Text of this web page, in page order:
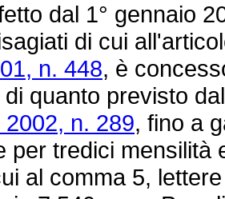
dal 1° gennaio
di cui
n. 448, è
quanto previsto
n. 289, fino a
per tredici mensilità
al comma 5,